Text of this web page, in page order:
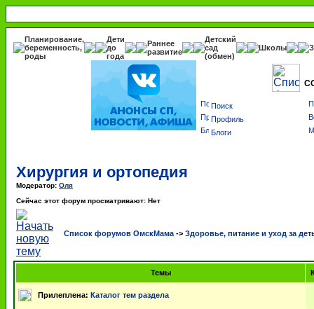
Планирование,
беременность,
роды
Дети
до
года
Раннее
развитие
Детский
сад
(обмен)
Школы
Поиск
Профиль
Блоги
Хирургия и ортопедия
Модератор: Оля
Сейчас этот форум просматривают: Нет
Список форумов ОмскМама -> Здоровье, питание и уход за
Темы
Прилеплена: Каталог тем раздела